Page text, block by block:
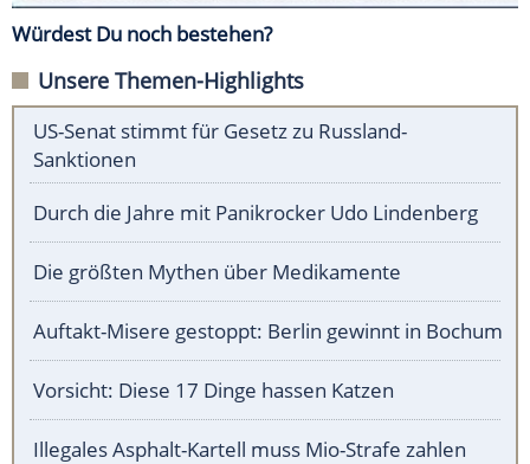
Würdest Du noch bestehen?
Unsere Themen-Highlights
US-Senat stimmt für Gesetz zu Russland-
Sanktionen
Durch die Jahre mit Panikrocker Udo Lindenberg
Die größten Mythen über Medikamente
Auftakt-Misere gestoppt: Berlin gewinnt in Bochum
Vorsicht: Diese 17 Dinge hassen Katzen
Illegales Asphalt-Kartell muss Mio-Strafe zahlen